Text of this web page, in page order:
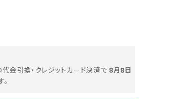
金引換・クレジットカード決済で 8月8日